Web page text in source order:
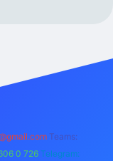
Teams:
0 726 Telegram: